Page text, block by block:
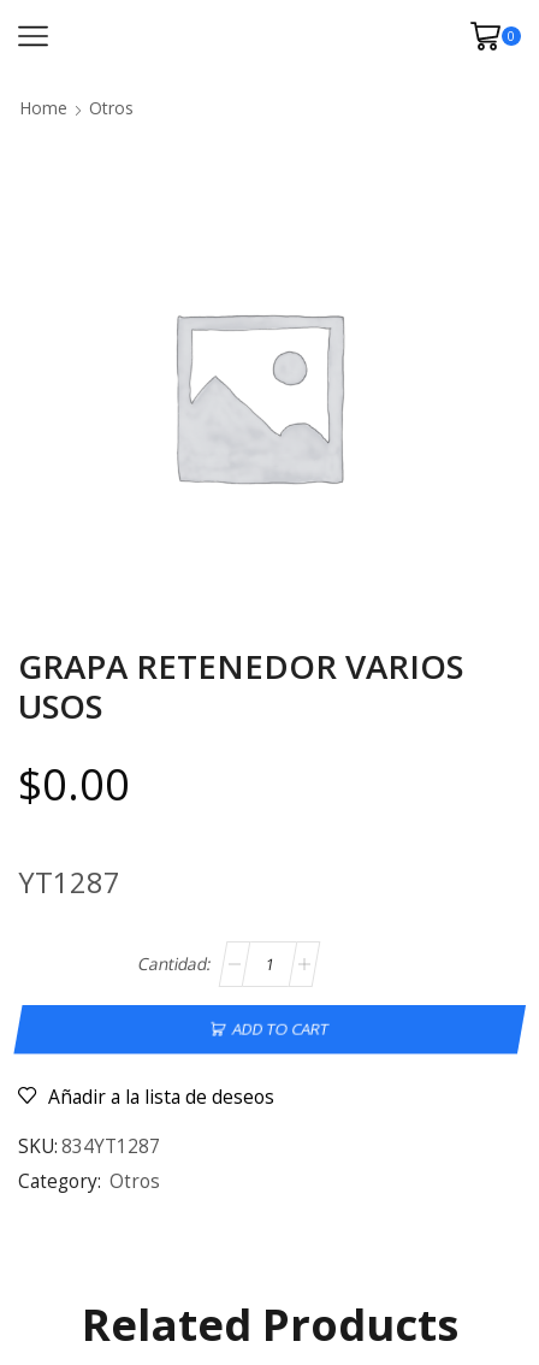
0
Home Otros
GRAPA RETENEDOR VARIOS
USOS
$0.00
YT1287
ADD TO CART
Añadir a la lista de deseos
SKU:834YT1287
Category: Otros
Related Products